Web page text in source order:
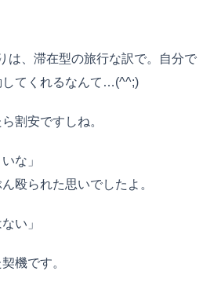
は、滞在型の旅行な訳で。自分で
してくれるなんて…(^^;)
割安ですしね。
な」
殴られた思いでしたよ。
い」
機です。